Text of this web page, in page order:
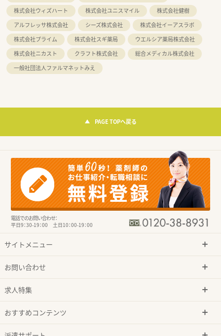
株式会社ウィズハート
株式会社ユニスマイル
株式会社健樹
アルフレッサ株式会社
シーズ株式会社
株式会社イーアスラボ
株式会社プライム
株式会社スギ薬局
ウエルシア薬局株式会社
株式会社ニカスト
クラフト株式会社
総合メディカル株式会社
一般社団法人ファルマネットみえ
PAGE TOPへ戻る
電話でのお問い合わせ：
平日9：30-19：00 土日10：00-19：00
サイトメニュー
お問い合わせ
求人特集
おすすめコンテンツ